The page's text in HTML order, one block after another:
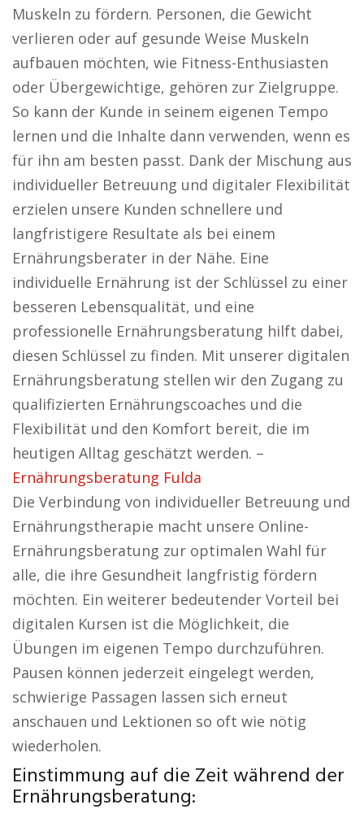
Muskeln zu fördern. Personen, die Gewicht
verlieren oder auf gesunde Weise Muskeln
aufbauen möchten, wie Fitness-Enthusiasten
oder Übergewichtige, gehören zur Zielgruppe.
So kann der Kunde in seinem eigenen Tempo
lernen und die Inhalte dann verwenden, wenn es
für ihn am besten passt. Dank der Mischung aus
individueller Betreuung und digitaler Flexibilität
erzielen unsere Kunden schnellere und
langfristigere Resultate als bei einem
Ernährungsberater in der Nähe. Eine
individuelle Ernährung ist der Schlüssel zu einer
besseren Lebensqualität, und eine
professionelle Ernährungsberatung hilft dabei,
diesen Schlüssel zu finden. Mit unserer digitalen
Ernährungsberatung stellen wir den Zugang zu
qualifizierten Ernährungscoaches und die
Flexibilität und den Komfort bereit, die im
heutigen Alltag geschätzt werden. –
Ernährungsberatung Fulda
Die Verbindung von individueller Betreuung und
Ernährungstherapie macht unsere Online-
Ernährungsberatung zur optimalen Wahl für
alle, die ihre Gesundheit langfristig fördern
möchten. Ein weiterer bedeutender Vorteil bei
digitalen Kursen ist die Möglichkeit, die
Übungen im eigenen Tempo durchzuführen.
Pausen können jederzeit eingelegt werden,
schwierige Passagen lassen sich erneut
anschauen und Lektionen so oft wie nötig
wiederholen.
Einstimmung auf die Zeit während der
Ernährungsberatung: